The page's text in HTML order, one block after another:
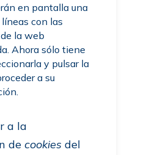
en pantalla una
con las
de la web
Ahora sólo tiene
y pulsar la
a su
a la
decookies del